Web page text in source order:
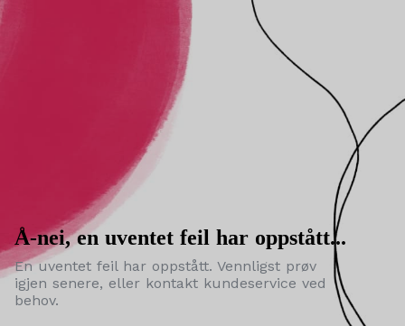
Å-nei, en uventet feil har oppstått...
En uventet feil har oppstått. Vennligst prøv
igjen senere, eller kontakt kundeservice ved
behov.